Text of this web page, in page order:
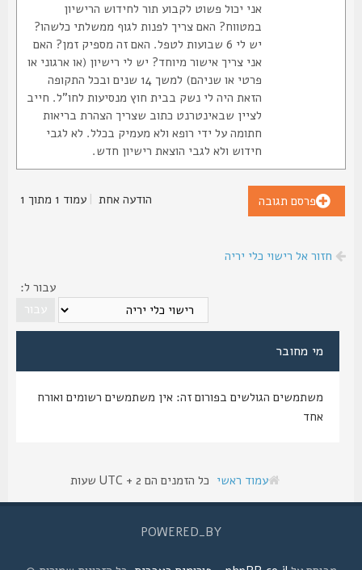
אני יכול פשוט לקבוע תור לחידוש הרישיון
במטווח? האם צריך לפנות לגוף ממשלתי כלשהו?
יש לי 6 שבועות לטפל. האם זה מספיק זמן? האם
אני צריך אישור מיוחד? יש לי רישיון (או ארגוני או
פרטי או שניהם) למשך 14 שנים ובכל התקופה
הזאת היה לי נשק בבית חוץ מנסיעות לחו"ל. חייב
לציין שבאינטרנט כתוב שצריך הצהרת בריאות
חתומה על ידי רופא ולא מעמיק בכלל. לא לגבי
חידוש ולא לגבי הוצאת רישיון חדש.
פרסם תגובה הודעה אחת |עמוד1מתוך1
חזור אל רישוי כלי יריה
עבור ל:
מי מחובר
משתמשים הגולשים בפורום זה: אין משתמשים רשומים ואורח
עמוד ראשי כל הזמנים הם UTC + 2 שעות
POWERED_BY